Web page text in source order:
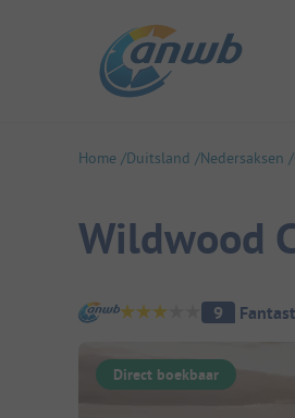
Home Duitsland Nedersaksen
Wildwood
Camping9
Direct boekbaar